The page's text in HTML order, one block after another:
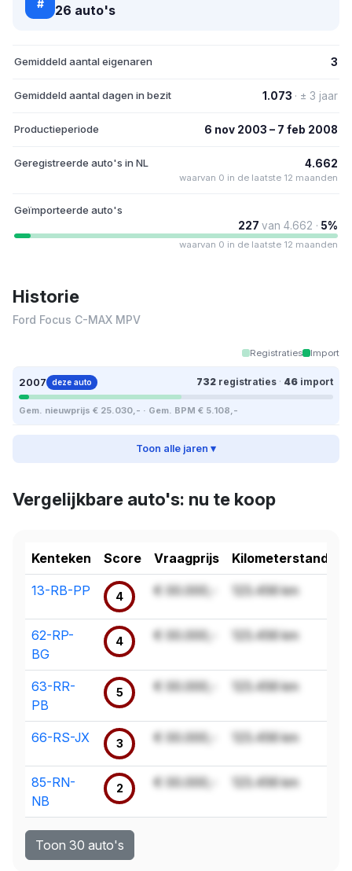
# 26 auto's
Gemiddeld aantal eigenaren 3
Gemiddeld aantal dagen in bezit 1.073 · ± 3 jaar
Productieperiode 6 nov 2003 – 7 feb 2008
Geregistreerde auto's in NL 4.662
waarvan 0 in de laatste 12 maanden
Geïmporteerde auto's
227 van 4.662 · 5%
waarvan 0 in de laatste 12 maanden
Historie
Ford Focus C-MAX MPV
Registraties Import
2007 deze auto 732 registraties · 46 import
Gem. nieuwprijs € 25.030,- · Gem. BPM € 5.108,-
Toon alle jaren ▾
Vergelijkbare auto's: nu te koop
Kenteken Score Vraagprijs Kilometerstand
13-RB-PP 4 € 00.000,- 123.456 km
62-RP-
BG
4 € 00.000,- 123.456 km
63-RR-
PB
5 € 00.000,- 123.456 km
66-RS-JX 3 € 00.000,- 123.456 km
85-RN-
NB
2 € 00.000,- 123.456 km
Toon 30 auto's